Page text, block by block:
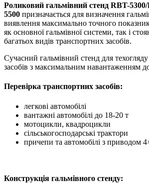
Роликовий гальмівний стенд RBT-
5500 призначається для визначення
виявлення максимально точного
як основної гальмівної системи, так і
багатьох видів транспортних засобів.
Сучасний гальмівний стенд для
засобів з максимальним навантаженням
Перевірка транспортних засобів:
легкові автомобілі
вантажні автомобілі до 18-20 т
мотоцикли, квадроцикли
сільськогосподарські трактори
причепи та автомобілі з приводом
Конструкція гальмівного стенду: